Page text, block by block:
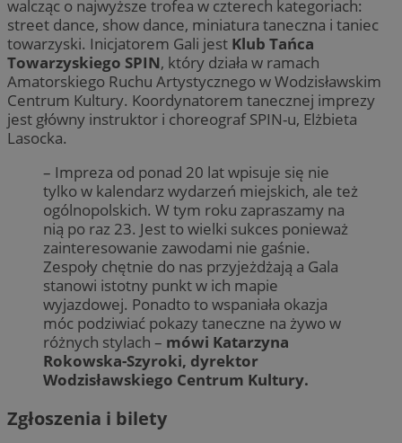
walcząc o najwyższe trofea w czterech kategoriach:
street dance, show dance, miniatura taneczna i taniec
towarzyski. Inicjatorem Gali jest Klub Tańca
Towarzyskiego SPIN, który działa w ramach
Amatorskiego Ruchu Artystycznego w Wodzisławskim
Centrum Kultury. Koordynatorem tanecznej imprezy
jest główny instruktor i choreograf SPIN-u, Elżbieta
Lasocka.
– Impreza od ponad 20 lat wpisuje się nie
tylko w kalendarz wydarzeń miejskich, ale też
ogólnopolskich. W tym roku zapraszamy na
nią po raz 23. Jest to wielki sukces ponieważ
zainteresowanie zawodami nie gaśnie.
Zespoły chętnie do nas przyjeżdżają a Gala
stanowi istotny punkt w ich mapie
wyjazdowej. Ponadto to wspaniała okazja
móc podziwiać pokazy taneczne na żywo w
różnych stylach – mówi Katarzyna
Rokowska-Szyroki, dyrektor
Wodzisławskiego Centrum Kultury.
Zgłoszenia i bilety